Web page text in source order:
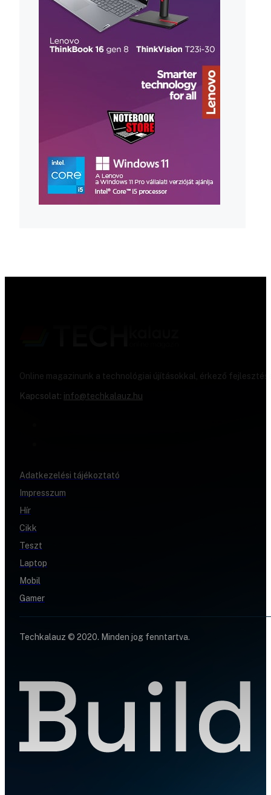
Online magazinunk a technológiai újításokkal, érkező
Kapcsolat: info@techkalauz.hu
Adatkezelési tájékoztató
Impresszum
Hír
Cikk
Teszt
Laptop
Mobil
Gamer
Techkalauz © 2020. Minden jog fenntartva.